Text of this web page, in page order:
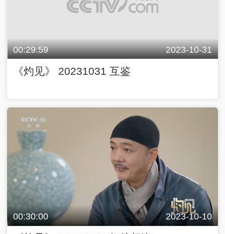
00:29:59 2023-10-31
《灼见》 20231031 互鉴
00:30:00 2023-10-10